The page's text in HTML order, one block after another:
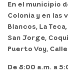
En el municipio
Colonia y en las
Blancos, La
San Jorge,
Puerto Voy,
De 8:00 a.m. a